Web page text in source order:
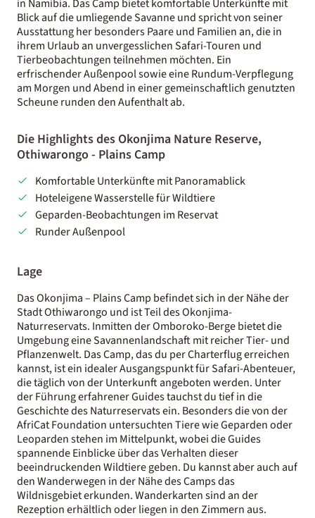
in Namibia. Das Camp bietet komfortable Unterkünfte mit
Blick auf die umliegende Savanne und spricht von seiner
Ausstattung her besonders Paare und Familien an, die in
ihrem Urlaub an unvergesslichen Safari-Touren und
Tierbeobachtungen teilnehmen möchten. Ein
erfrischender Außenpool sowie eine Rundum-Verpflegung
am Morgen und Abend in einer gemeinschaftlich genutzten
Scheune runden den Aufenthalt ab.
Die Highlights des Okonjima Nature Reserve,
Othiwarongo - Plains Camp
Komfortable Unterkünfte mit Panoramablick
Hoteleigene Wasserstelle für Wildtiere
Geparden-Beobachtungen im Reservat
Runder Außenpool
Lage
Das Okonjima – Plains Camp befindet sich in der Nähe der
Stadt Othiwarongo und ist Teil des Okonjima-
Naturreservats. Inmitten der Omboroko-Berge bietet die
Umgebung eine Savannenlandschaft mit reicher Tier- und
Pflanzenwelt. Das Camp, das du per Charterflug erreichen
kannst, ist ein idealer Ausgangspunkt für Safari-Abenteuer,
die täglich von der Unterkunft angeboten werden. Unter
der Führung erfahrener Guides tauchst du tief in die
Geschichte des Naturreservats ein. Besonders die von der
AfriCat Foundation untersuchten Tiere wie Geparden oder
Leoparden stehen im Mittelpunkt, wobei die Guides
spannende Einblicke über das Verhalten dieser
beeindruckenden Wildtiere geben. Du kannst aber auch auf
den Wanderwegen in der Nähe des Camps das
Wildnisgebiet erkunden. Wanderkarten sind an der
Rezeption erhältlich oder liegen in den Zimmern aus.